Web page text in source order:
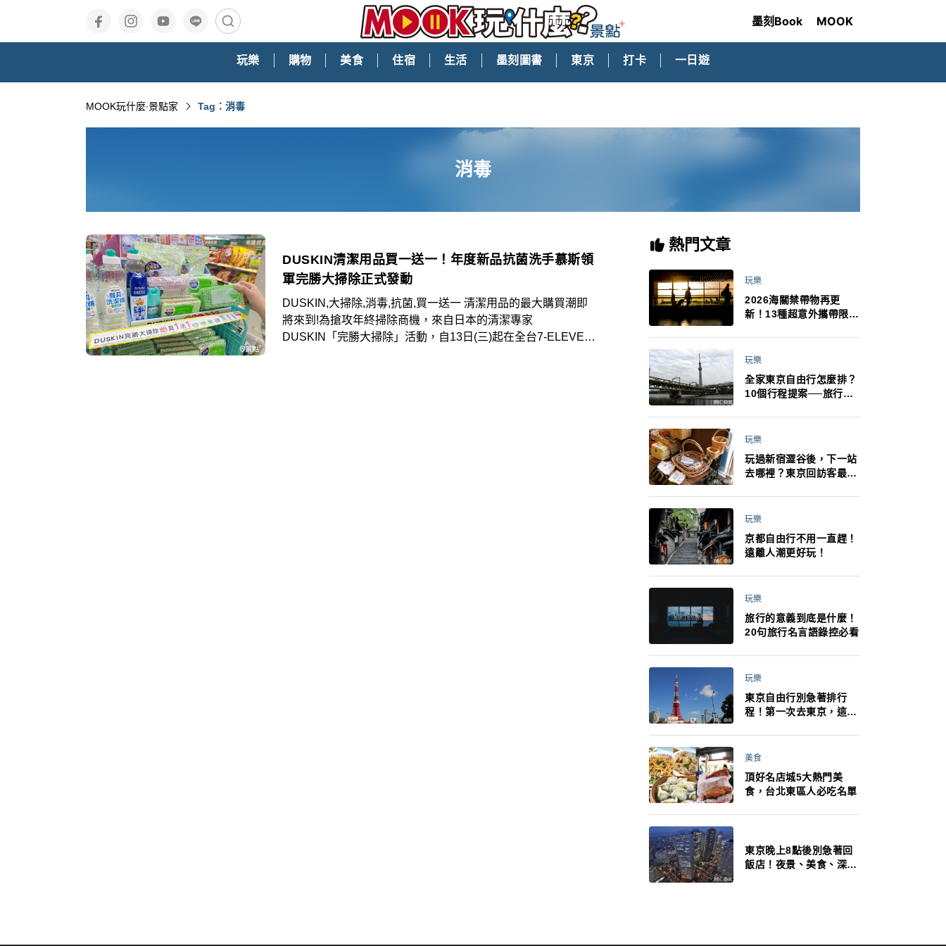
墨刻Book MOOK
玩樂 購物 美食 住宿 生活 墨刻圖書 東京 打卡 一日遊
MOOK玩什麼‧景點家 Tag：消毒
消毒
DUSKIN清潔用品買一送一！年度新品抗菌洗手慕斯領
軍完勝大掃除正式發動
DUSKIN,大掃除,消毒,抗菌,買一送一 清潔用品的最大購買潮即
將來到!為搶攻年終掃除商機，來自日本的清潔專家
DUSKIN「完勝大掃除」活動，自13日(三)起在全台7-ELEVEN
熱門文章
玩樂
2026海關禁帶物再更
新！13種超意外攜帶限
最高還罰百萬！注意事項
玩樂
全家東京自由行怎麼排？
10個行程提案──旅行不
法！
玩樂
玩過新宿澀谷後，下一站
去哪裡？東京回訪客最推
玩樂
京都自由行不用一直趕！
遠離人潮更好玩！
玩樂
旅行的意義到底是什麼！
20句旅行名言語錄控必看
玩樂
東京自由行別急著排行
程！第一次去東京，這10
美食
頂好名店城5大熱門美
食，台北東區人必吃名單
東京晚上8點後別急著回
飯店！夜景、美食、深夜